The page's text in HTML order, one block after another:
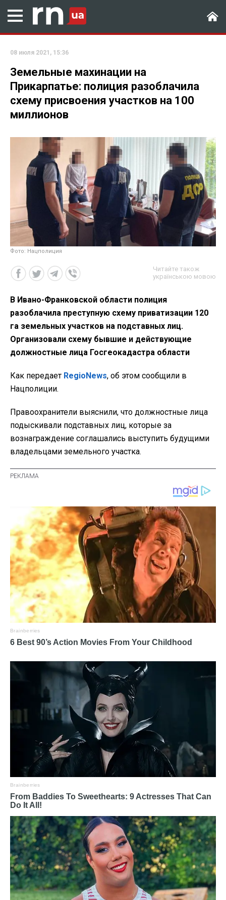
08 июля 2021, 15:36
Земельные махинации на
Прикарпатье: полиция разоблачила
схему присвоения участков на 100
миллионов
Фото: Нацполиция
Читайте також
українською мовою
В Ивано-Франковской области полиция
разоблачила преступную схему приватизации 120
га земельных участков на подставных лиц.
Организовали схему бывшие и действующие
должностные лица Госгеокадастра области
Как передает RegioNews, об этом сообщили в
Нацполиции.
Правоохранители выяснили, что должностные лица
подыскивали подставных лиц, которые за
вознаграждение соглашались выступить будущими
владельцами земельного участка.